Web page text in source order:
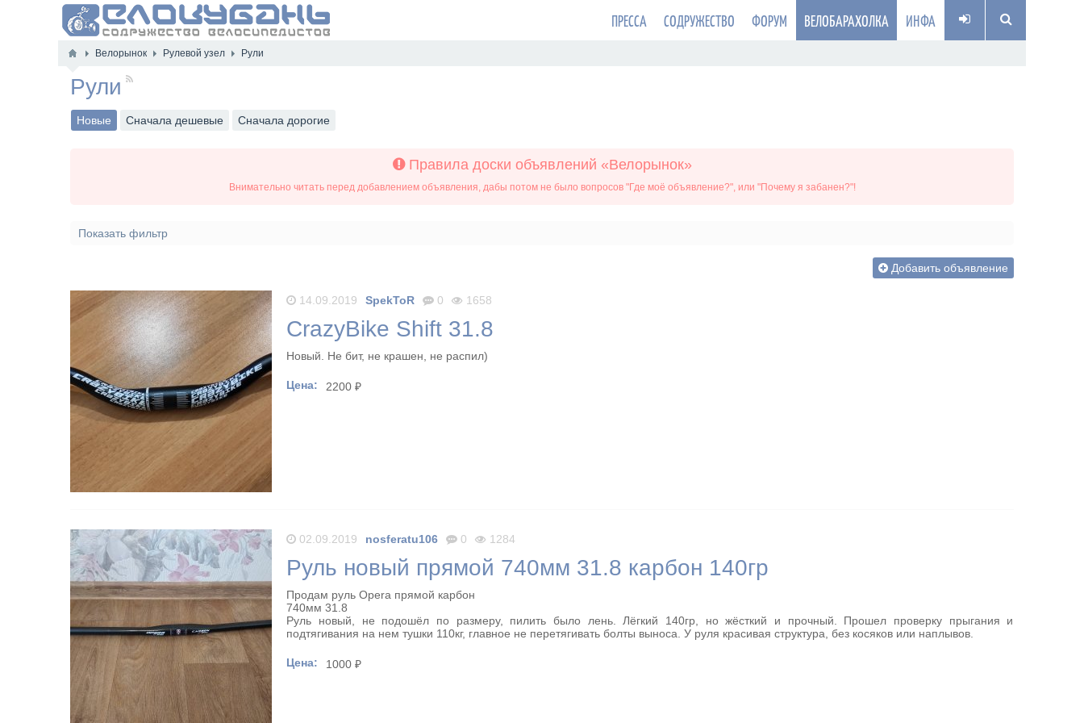
ПРЕССА СОДРУЖЕСТВО ФОРУМ ВЕЛОБАРАХОЛКА ИНФА
Велорынок Рулевой узел Рули
Рули RSS
Новые Сначала дешевые Сначала дорогие
Правила доски объявлений «Велорынок»
Внимательно читать перед добавлением объявления, дабы потом не было вопросов "Где моё объявление?", или "Почему я забанен?"!
Показать фильтр
Добавить объявление
14.09.2019 SpekToR 0 1658
CrazyBike Shift 31.8
Новый. Не бит, не крашен, не распил)
Цена: 2200 ₽
02.09.2019 nosferatu106 0 1284
Руль новый прямой 740мм 31.8 карбон 140гр
Продам руль Opera прямой карбон
740мм 31.8
Руль новый, не подошёл по размеру, пилить было лень. Лёгкий 140гр, но жёсткий и прочный. Прошел проверку прыгания и
подтягивания на нем тушки 110кг, главное не перетягивать болты выноса. У руля красивая структура, без косяков или наплывов.
Цена: 1000 ₽